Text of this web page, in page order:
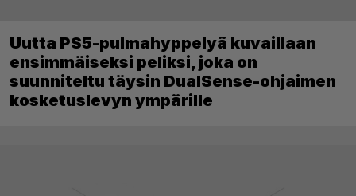
Uutta PS5-pulmahyppelyä kuvaillaan
ensimmäiseksi peliksi, joka on
suunniteltu täysin DualSense-ohjaimen
kosketuslevyn ympärille